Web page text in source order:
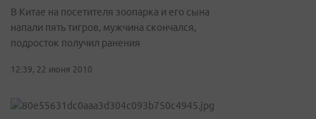
В Китае на посетителя зоопарка и его сына
напали пять тигров, мужчина скончался,
подросток получил ранения
12:39, 22 июня 2010